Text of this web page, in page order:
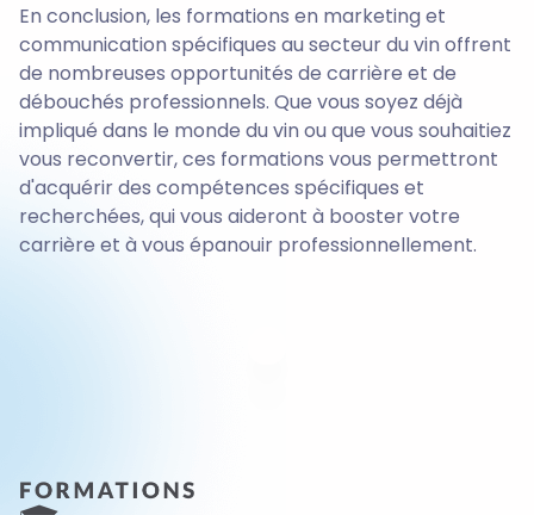
En conclusion, les formations en marketing et
communication spécifiques au secteur du vin offrent
de nombreuses opportunités de carrière et de
débouchés professionnels. Que vous soyez déjà
impliqué dans le monde du vin ou que vous souhaitiez
vous reconvertir, ces formations vous permettront
d'acquérir des compétences spécifiques et
recherchées, qui vous aideront à booster votre
carrière et à vous épanouir professionnellement.